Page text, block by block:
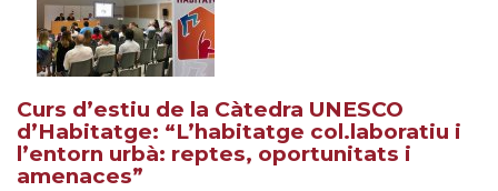
Curs d’estiu de la Càtedra UNESCO
d’Habitatge: “L’habitatge col.laboratiu i
l’entorn urbà: reptes, oportunitats i
amenaces”